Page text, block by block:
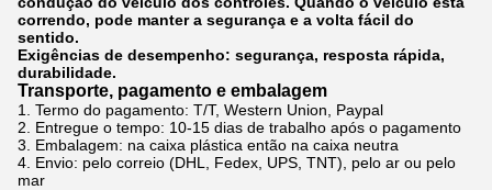
correndo, pode manter a segurança e a volta fácil do
sentido.
Exigências de desempenho: segurança, resposta rápida,
durabilidade.
Transporte, pagamento e embalagem
1. Termo do pagamento: T/T, Western Union, Paypal
2. Entregue o tempo: 10-15 dias de trabalho após o pagamento
3. Embalagem: na caixa plástica então na caixa neutra
4. Envio: pelo correio (DHL, Fedex, UPS, TNT), pelo ar ou pelo
mar